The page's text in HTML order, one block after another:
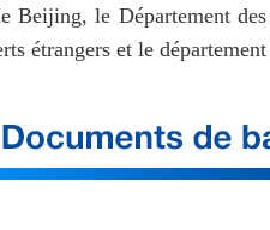
Beijing, le Département
étrangers et le